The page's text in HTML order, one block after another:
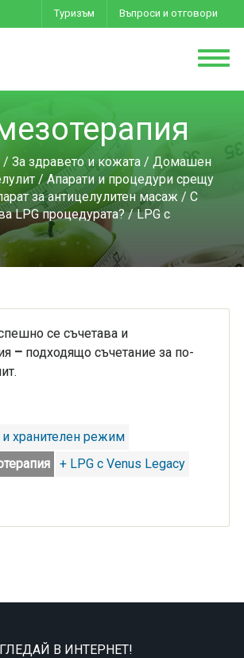
Туризъм Въпроси и отговори
/ За здравето и кожата/ Домашен
/Апарати и процедури срещу
за антицелулитен масаж / С
LPG процедурата?/ LPG с
се съчетава и
– подходящо съчетание за по-
и хранителен режим
+ LPG с Venus Legacy
ГЛЕДАЙ В ИНТЕРНЕТ!